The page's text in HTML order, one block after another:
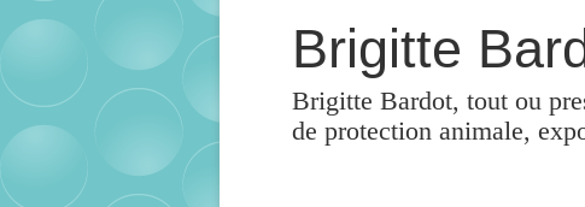
Brigitte
Brigitte Bardot, tout ou
de protection animale,